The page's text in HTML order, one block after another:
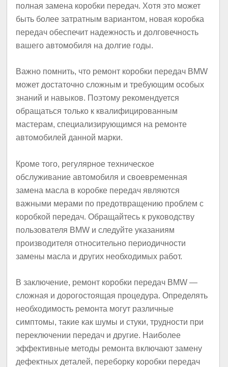
полная замена коробки передач. Хотя это может
быть более затратным вариантом, новая коробка
передач обеспечит надежность и долговечность
вашего автомобиля на долгие годы.
Важно помнить, что ремонт коробки передач BMW
может достаточно сложным и требующим особых
знаний и навыков. Поэтому рекомендуется
обращаться только к квалифицированным
мастерам, специализирующимся на ремонте
автомобилей данной марки.
Кроме того, регулярное техническое
обслуживание автомобиля и своевременная
замена масла в коробке передач являются
важными мерами по предотвращению проблем с
коробкой передач. Обращайтесь к руководству
пользователя BMW и следуйте указаниям
производителя относительно периодичности
замены масла и других необходимых работ.
В заключение, ремонт коробки передач BMW —
сложная и дорогостоящая процедура. Определять
необходимость ремонта могут различные
симптомы, такие как шумы и стуки, трудности при
переключении передач и другие. Наиболее
эффективные методы ремонта включают замену
дефектных деталей, переборку коробки передач